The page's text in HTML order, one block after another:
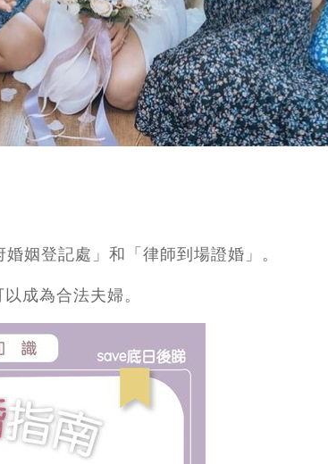
姻登記處」和「律師到場證婚」。
成為合法夫婦。